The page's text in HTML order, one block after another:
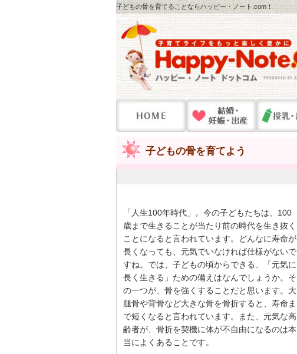
子どもの骨を育てることならハッピー・ノート.com！
子どもの骨を育てよう
「人生100年時代」。今の子どもたちは、100
歳まで生きることが当たり前の時代を生き抜く
ことになると言われています。どんなに寿命が
長くなっても、元気でいなければ仕様がないで
すね。では、子どもの頃からできる、「元気に
長く生きる」ための備えはなんでしょうか。そ
の一つが、骨を強くすることだと思います。大
腿骨や背骨など大きな骨を骨折すると、寿命ま
で短くなると言われています。また、元気な高
齢者が、骨折を契機に体が不自由になるのは本
当によくあることです。